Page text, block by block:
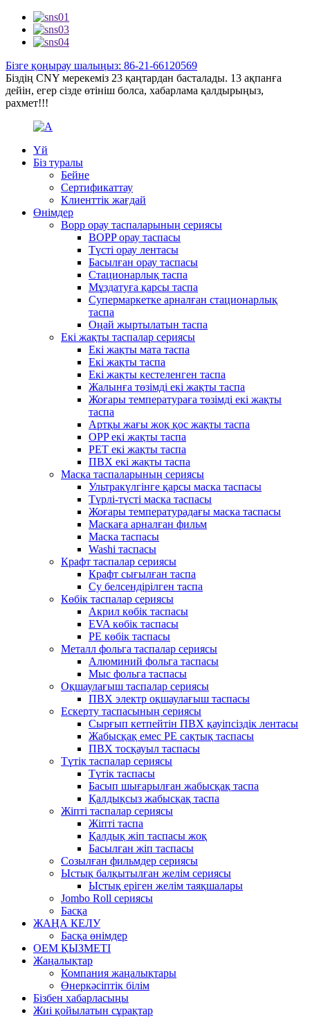
Бізге қоңырау шалыңыз: 86-21-66120569
Біздің CNY мерекеміз 23 қаңтардан басталады. 13 ақпанға
дейін, егер сізде өтініш болса, хабарлама қалдырыңыз,
рахмет!!!
Үй
Біз туралы
Бейне
Сертификаттау
Клиенттік жағдай
Өнімдер
Bopp орау таспаларының сериясы
BOPP орау таспасы
Түсті орау лентасы
Басылған орау таспасы
Стационарлық таспа
Мұздатуға қарсы таспа
Супермаркетке арналған стационарлық
таспа
Оңай жыртылатын таспа
Екі жақты таспалар сериясы
Екі жақты мата таспа
Екі жақты таспа
Екі жақты кестеленген таспа
Жалынға төзімді екі жақты таспа
Жоғары температураға төзімді екі жақты
таспа
Артқы жағы жоқ қос жақты таспа
OPP екі жақты таспа
PET екі жақты таспа
ПВХ екі жақты таспа
Маска таспаларының сериясы
Ультракүлгінге қарсы маска таспасы
Түрлі-түсті маска таспасы
Жоғары температурадағы маска таспасы
Маскаға арналған фильм
Маска таспасы
Washi таспасы
Крафт таспалар сериясы
Крафт сығылған таспа
Су белсендірілген таспа
Көбік таспалар сериясы
Акрил көбік таспасы
EVA көбік таспасы
PE көбік таспасы
Металл фольга таспалар сериясы
Алюминий фольга таспасы
Мыс фольга таспасы
Оқшаулағыш таспалар сериясы
ПВХ электр оқшаулағыш таспасы
Ескерту таспасының сериясы
Сырғып кетпейтін ПВХ қауіпсіздік лентасы
Жабысқақ емес PE сақтық таспасы
ПВХ тосқауыл таспасы
Түтік таспалар сериясы
Түтік таспасы
Басып шығарылған жабысқақ таспа
Қалдықсыз жабысқақ таспа
Жіпті таспалар сериясы
Жіпті таспа
Қалдық жіп таспасы жоқ
Басылған жіп таспасы
Созылған фильмдер сериясы
Ыстық балқытылған желім сериясы
Ыстық еріген желім таяқшалары
Jombo Roll сериясы
Басқа
ЖАҢА КЕЛУ
Басқа өнімдер
OEM ҚЫЗМЕТІ
Жаңалықтар
Компания жаңалықтары
Өнеркәсіптік білім
Бізбен хабарласыңы
Жиі қойылатын сұрақтар